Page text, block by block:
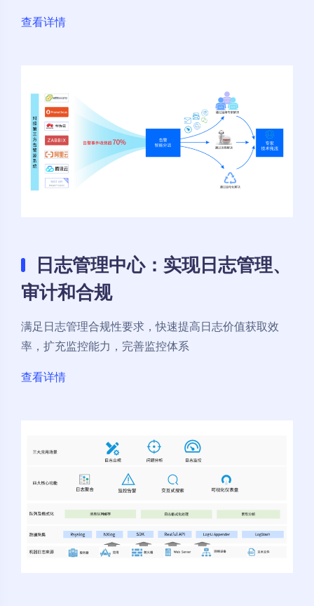
查看详情
日志管理中心：实现日志管理、
审计和合规
满足日志管理合规性要求，快速提高日志价值获取效
率，扩充监控能力，完善监控体系
查看详情